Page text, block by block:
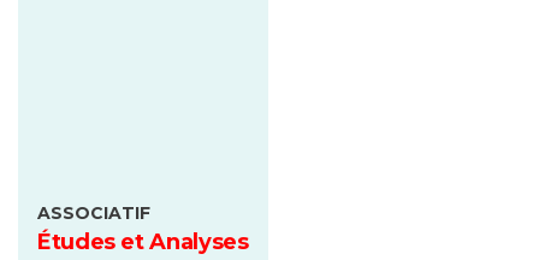
ASSOCIATIF
Études et Analyses